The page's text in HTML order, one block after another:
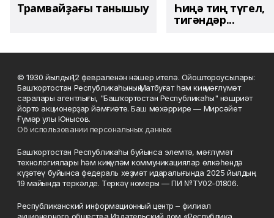
Трамвайҙағы танышыу Һиңә тиң түгел,
тигәндәр...
© 1930 йылдың 12 февраленән нәшер ителә. Ойоштороусылары:
Башҡортостан Республикаһының Матбуғат һәм киң мәғлүмәт
саралары агентлығы, "Башҡортостан Республикаһы" нәшриәт
йорто акционерҙар йәмғиәте. Баш мөхәррире — Мирсәйет
Ғүмәр улы Юнысов.
Об использовании персональных данных
Башҡортостан Республикаһы буйынса элемтә, мәғлүмәт
технологиялары һәм киңкүләм коммуникациялар өлкәһендә
күҙәтеү буйынса федераль хеҙмәт идаралығында 2025 йылдың
19 майында теркәлде. Теркәү номеры — ПИ №ТУ02-01806.
Республиканский информационный центр – филиал